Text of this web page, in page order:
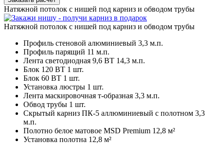
Натяжной потолок с нишей под карниз и обводом трубы
Натяжной потолок с нишей под карниз и обводом трубы
Профиль стеновой алюминиевый 3,3 м.п.
Профиль парящий 11 м.п.
Лента светодиодная 9,6 ВТ 14,3 м.п.
Блок 120 ВТ 1 шт.
Блок 60 ВТ 1 шт.
Установка люстры 1 шт.
Лента маскировочная т-образная 3,3 м.п.
Обвод трубы 1 шт.
Скрытый карниз ПК-5 аллюминиевый с полотном 3,3
м.п.
Полотно белое матовое MSD Premium 12,8 м²
Установка полотна 12,8 м²